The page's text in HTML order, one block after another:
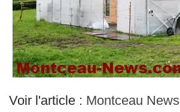
Voir l'article : Montceau News